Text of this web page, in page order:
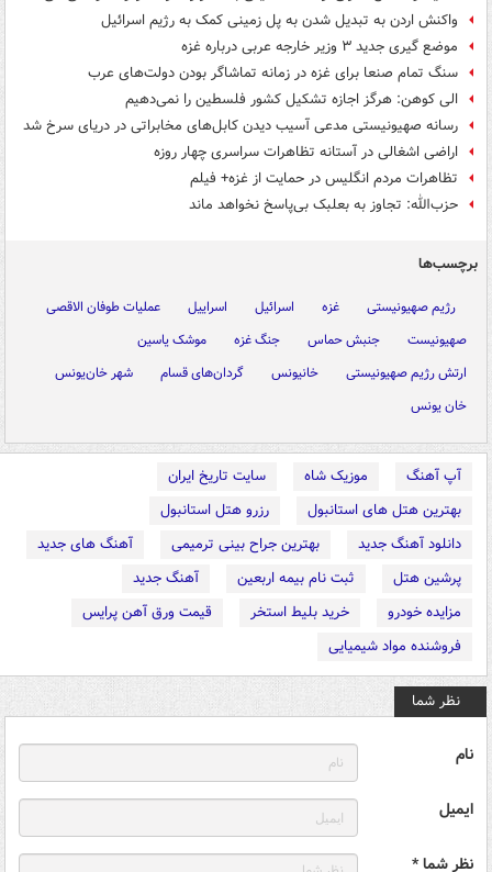
واکنش اردن به تبدیل شدن به پل زمینی کمک به رژیم اسرائیل
موضع گیری جدید ۳ وزیر خارجه عربی درباره غزه
سنگ تمام صنعا برای غزه در زمانه تماشاگر بودن دولت‌های عرب
الی کوهن: هرگز اجازه تشکیل کشور فلسطین را نمی‌دهیم
رسانه صهیونیستی مدعی آسیب دیدن کابل‌های مخابراتی در دریای سرخ شد
اراضی اشغالی در آستانه تظاهرات سراسری چهار روزه
تظاهرات مردم انگلیس در حمایت از غزه+ فیلم
حزب‌الله: تجاوز به بعلبک بی‌پاسخ نخواهد ماند
برچسب‌ها
رژیم صهیونیستی غزه اسرائیل اسراییل
عملیات طوفان الاقصی
صهیونیست
جنبش حماس جنگ غزه
موشک یاسین
ارتش رژیم صهیونیستی
خانیونس گردان‌های قسام
شهر خان‌یونس
خان یونس
آپ آهنگ موزیک شاه
سایت تاریخ ایران
بهترین هتل های استانبول
رزرو هتل استانبول
دانلود آهنگ جدید
بهترین جراح بینی ترمیمی
آهنگ های جدید
پرشین هتل
ثبت نام بیمه اربعین
آهنگ جدید
مزایده خودرو
خرید بلیط استخر
قیمت ورق آهن پرایس
فروشنده مواد شیمیایی
نظر شما
نام
ایمیل
نظر شما *